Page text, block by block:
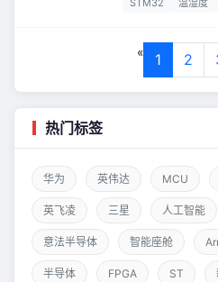
即可。 添加好库
块是对BMP18和
化。可以根据你
STM32 温湿度
« 1 2
热门标签
华为 英伟达 MCU
英飞凌 三星 人工智能
意法半导体 智能座舱
半导体 FPGA ST